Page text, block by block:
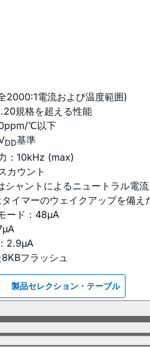
2000:1電流および温度範囲)
規格を超える性能
℃以下
DD基準
：10kHz (max)
カウント
シャントによるニュートラル電流
イマーのウェイクアップを備え
ード：48µA
2.9µA
フラッシュ
製品セレクション・テーブル